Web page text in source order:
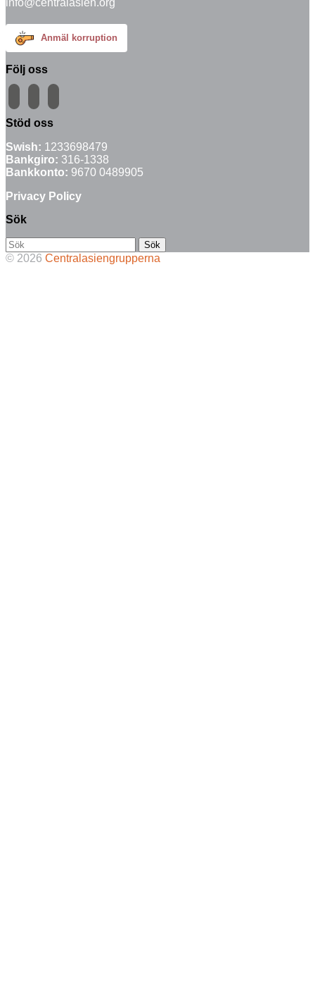
Anmäl korruption
Följ oss
alt
Stöd oss
Swish: 1233698479
Bankgiro: 316-1338
Bankkonto: 9670 0489905
Privacy Policy
Sök
Söka
efter...
© 2026 Centralasiengrupperna